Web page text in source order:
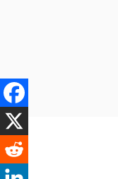
へ
ス
キ
プ